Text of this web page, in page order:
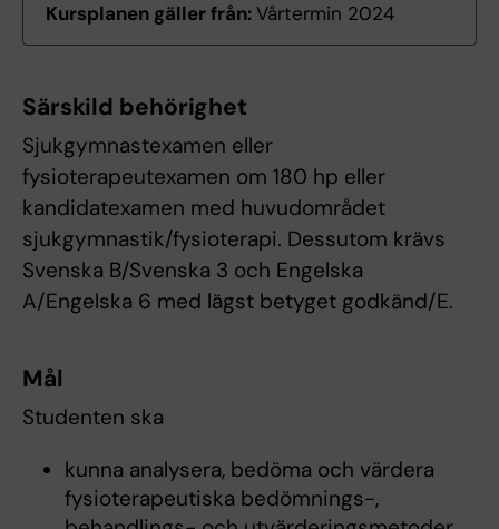
Kursplanen gäller från:Vårtermin 2024
Särskild behörighet
Sjukgymnastexamen eller
fysioterapeutexamen om 180 hp eller
kandidatexamen med huvudområdet
sjukgymnastik/fysioterapi. Dessutom krävs
Svenska B/Svenska 3 och Engelska
A/Engelska 6 med lägst betyget godkänd/E.
Mål
Studenten ska
kunna analysera, bedöma och värdera
fysioterapeutiska bedömnings-,